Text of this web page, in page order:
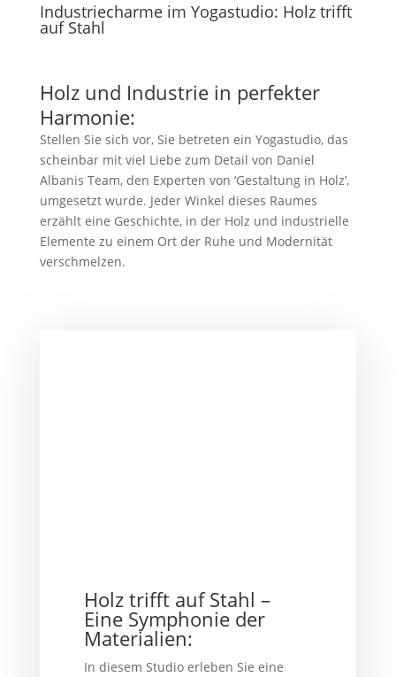
Industriecharme im Yogastudio: Holz trifft
auf Stahl
Holz und Industrie in perfekter
Harmonie:
Stellen Sie sich vor, Sie betreten ein Yogastudio, das
scheinbar mit viel Liebe zum Detail von Daniel
Albanis Team, den Experten von ‘Gestaltung in Holz’,
umgesetzt wurde. Jeder Winkel dieses Raumes
erzählt eine Geschichte, in der Holz und industrielle
Elemente zu einem Ort der Ruhe und Modernität
verschmelzen.
Holz trifft auf Stahl –
Eine Symphonie der
Materialien:
In diesem Studio erleben Sie eine